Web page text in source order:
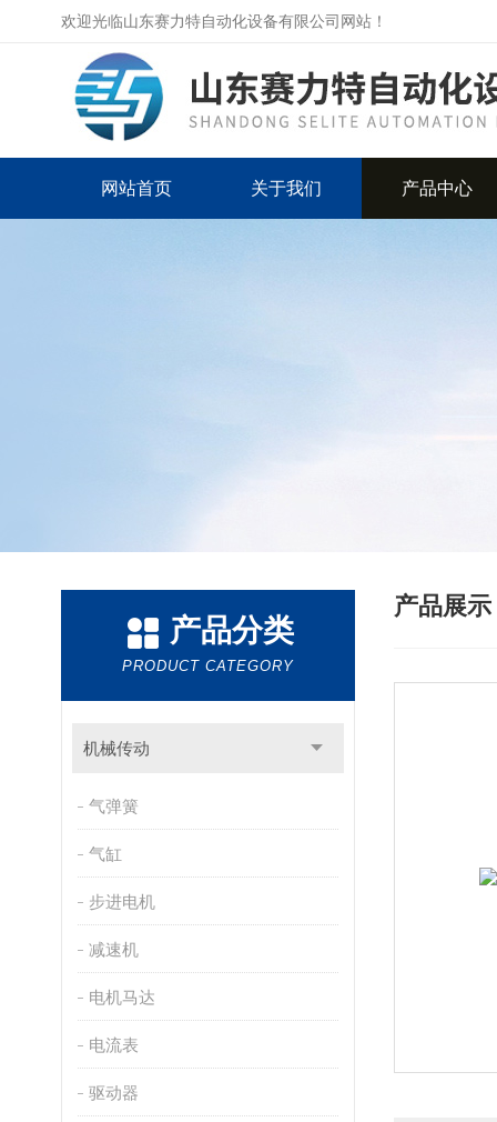
欢迎光临山东赛力特自动化设备有限公司网站！
网站首页 关于我们 产品中心
产品分类
PRODUCT CATEGORY
机械传动
气弹簧
气缸
步进电机
减速机
电机马达
电流表
驱动器
产品展示